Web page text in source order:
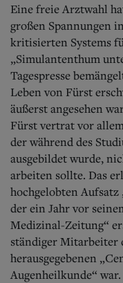
Eine freie Arztwahl
großen Spannungen
kritisierten Systems
„Simulantenthum
Tagespresse
Leben von Fürst
äußerst angesehen
Fürst vertrat vor
der während des
ausgebildet wurde,
arbeiten sollte. Das
hochgelobten
der ein Jahr vor
Medizinal-Zeitung“
ständiger Mitarbeiter
herausgegebenen
Augenheilkunde“ war.